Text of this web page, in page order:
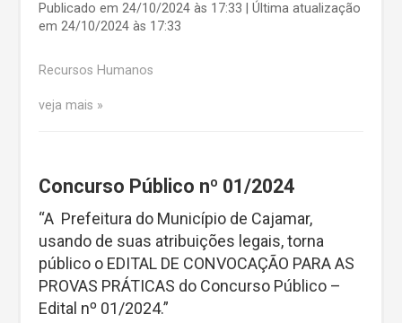
Publicado em 24/10/2024 às 17:33 | Última atualização
em 24/10/2024 às 17:33
Recursos Humanos
veja mais
Concurso Público nº 01/2024
“A Prefeitura do Município de Cajamar,
usando de suas atribuições legais, torna
público o EDITAL DE CONVOCAÇÃO PARA AS
PROVAS PRÁTICAS do Concurso Público –
Edital nº 01/2024.”